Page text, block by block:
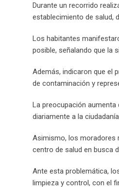
Durante un recorrido
establecimiento de salud,
Los habitantes
posible, señalando que la
Además, indicaron que el
de contaminación y
La preocupación
diariamente a la
Asimismo, los moradores
centro de salud en busca
Ante esta problemática,
limpieza y control, con el